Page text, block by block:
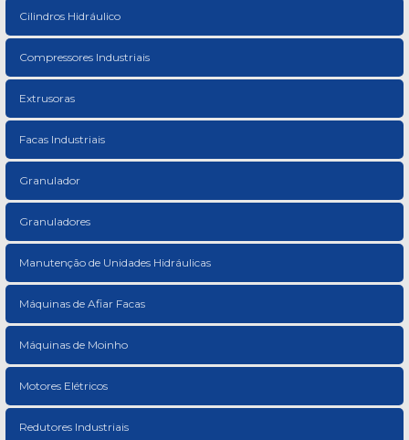
Cilindros Hidráulico
Compressores Industriais
Extrusoras
Facas Industriais
Granulador
Granuladores
Manutenção de Unidades Hidráulicas
Máquinas de Afiar Facas
Máquinas de Moinho
Motores Elétricos
Redutores Industriais